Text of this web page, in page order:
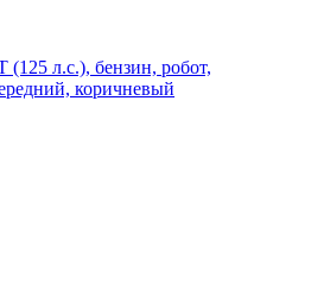
л.с.), бензин, робот,
коричневый